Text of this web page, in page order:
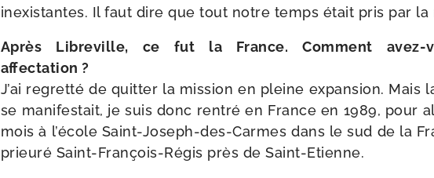
inexis­tantes. Il faut dire que tout notre temps était pris par la
Après Libreville, ce fut la France. Comment avez-​
affectation ?
J’ai regret­té de quit­ter la mis­sion en pleine expan­sion. Mais
se mani­fes­tait, je suis donc ren­tré en France en 1989, pour
mois à l’école Saint-​Joseph-​des-​Carmes dans le sud de la
prieu­ré Saint-​François-​Régis près de Saint-Etienne.